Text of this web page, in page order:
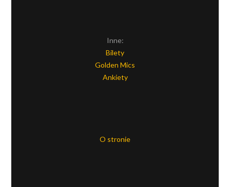
Inne:
Bilety
Golden Mics
Ankiety
O stronie